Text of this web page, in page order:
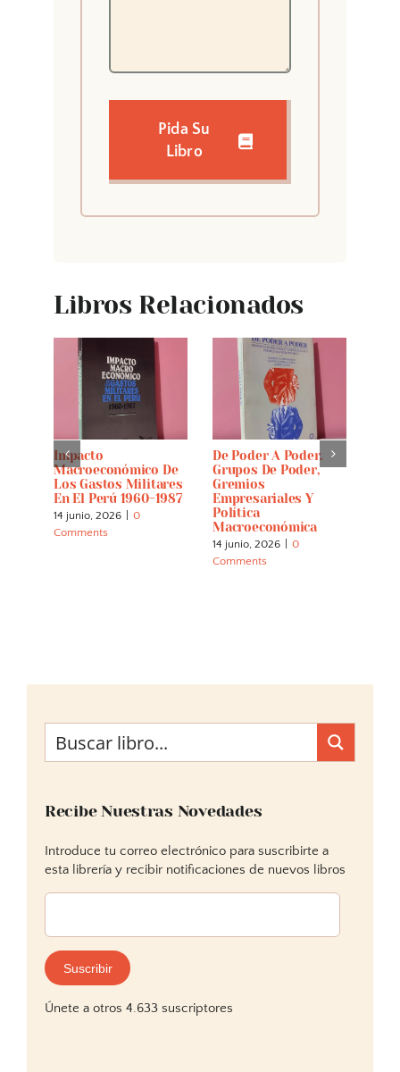
Pida Su
Libro
Libros Relacionados
Impacto
Macroeconómico De
Los Gastos Militares
En El Perú 1960-1987
14 junio, 2026
0
Comments
De Poder A Poder.
Grupos De Poder,
Gremios
Empresariales Y
Política
Macroeconómica
14 junio, 2026
0
Comments
Recibe Nuestras Novedades
Introduce tu correo electrónico para suscribirte a
esta librería y recibir notificaciones de nuevos libros
Dirección
correo
electrónico:
Suscribir
Únete a otros 4.633 suscriptores